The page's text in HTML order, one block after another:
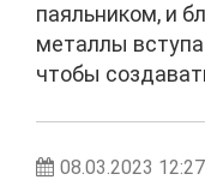
паяльником, и
металлы
чтобы
08.03.2023 12:27